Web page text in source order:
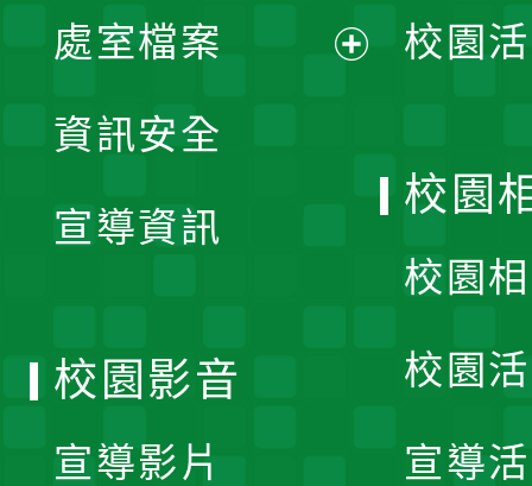
單
處室檔案
資訊安全
宣導資訊
校園
校園
校園
校園
宣導
校園影音
宣導影片